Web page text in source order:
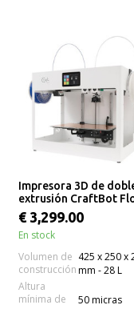
Impresora 3D de
extrusión CraftBot
IDEX
€ 3,299.00
En stock
Volumen de
construcción
425 x 250 x
mm - 28 L
Altura
mínima de
50 micras